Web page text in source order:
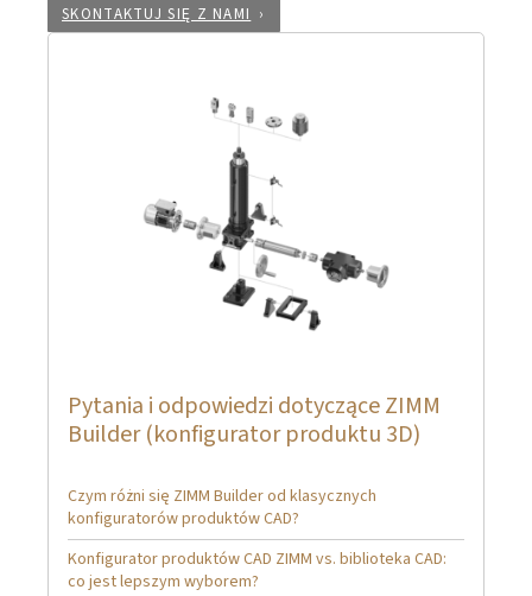
SKONTAKTUJ SIĘ Z NAMI
Pytania i odpowiedzi dotyczące ZIMM
Builder (konfigurator produktu 3D)
Czym różni się ZIMM Builder od klasycznych
konfiguratorów produktów CAD?
Konfigurator produktów CAD ZIMM vs. biblioteka CAD:
co jest lepszym wyborem?